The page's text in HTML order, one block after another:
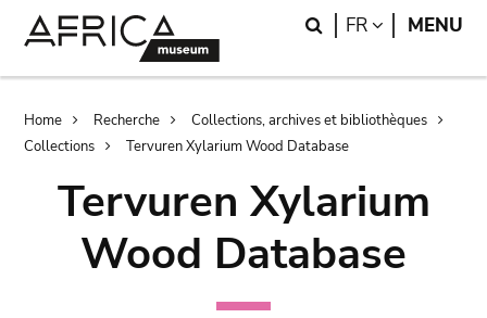
Search
FR LANGUAGE
MENU
Breadcrumb
Home Recherche
Collections, archives et bibliothèques
Collections
Tervuren Xylarium Wood Database
Tervuren Xylarium
Wood Database